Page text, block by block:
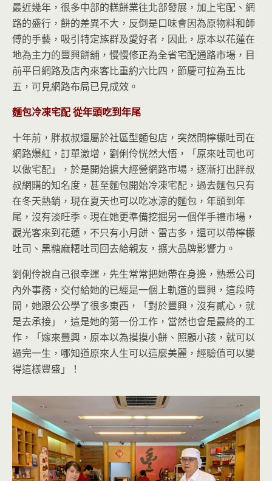
最近幾年，很多中部的糕餅業往北部發展，加上宅配、網
路的盛行，餅的差異不大，反倒是口味會因為原物料和師
傅的手藝，吸引特定族群及愛好者，因此，原本以花蓮在
地為主力的豐興餅舖，慢慢修正為全省宅配通路市場，目
前平日網路及店內來客比重約六比四，節慶可拉為五比
五，可見網路布局已見成效。
麵包冷凍宅配從年頭吃到年尾
十年前，胖叔叔還屬於社區型麵包店，突然間檸檬吐司在
網路爆紅，訂單激增，劉俐伶恍然大悟，「原來吐司也可
以做宅配」，於是開始擴大經營網路市場，逐漸打出胖叔
叔網購的知名度，甚至麵包開始冷凍宅配，過去麵包只有
在冬天熱銷，現在夏天也可以吃冰涼的麵包，年頭到年
尾，沒有淡旺季。現在她更準備挖掘另一個伴手禮市場，
觀光客來到花蓮，不只有小月餅、雷古多，還可以帶檸檬
吐司、黑糖麻糬吐司回去給親友，擴大品牌影響力。
劉俐伶說自己很幸運，先生常常把她帶在身邊，熟悉公司
內外事務，交付給她的已經是一個上軌道的豐興，這段時
間，她跟公公學了很多東西，「對於豐興，沒有貳心，就
是去承接」，這是她的第一份工作，當然也會是最終的工
作，「嫁來豐興，原本以為摸摸小餅、照顧小孩，就可以
過完一生，哪知道原來人生可以這麼美麗，經驗值可以變
得這樣豐盛」！